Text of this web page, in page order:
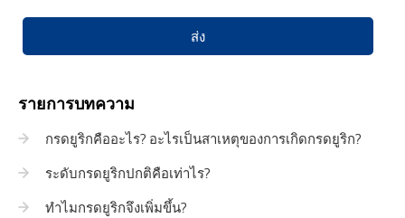
ส่ง
รายการบทความ
กรดยูริกคืออะไร? อะไรเป็นสาเหตุของการเกิดกรดยูริก?
ระดับกรดยูริกปกติคือเท่าไร?
ทำไมกรดยูริกจึงเพิ่มขึ้น?